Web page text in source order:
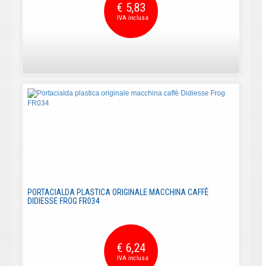
€ 5,83
PORTACIALDA PLASTICA ORIGINALE MACCHINA CAFFÈ
DIDIESSE FROG FR034
€ 6,24